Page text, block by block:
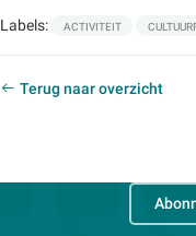
Labels: ACTIVITEIT
Terug naar overzicht